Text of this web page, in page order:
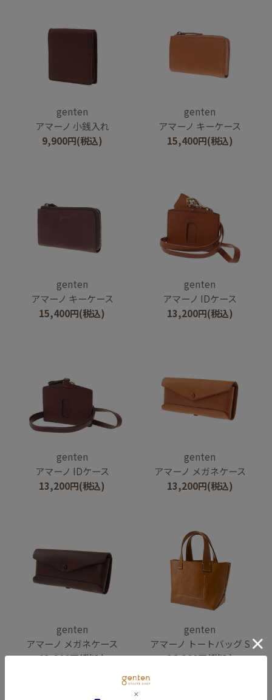
genten
アマーノ 小銭入れ
9,900円(税込)
genten
アマーノ キーケース
15,400円(税込)
genten
アマーノ キーケース
15,400円(税込)
genten
アマーノ IDケース
13,200円(税込)
genten
アマーノ IDケース
13,200円(税込)
genten
アマーノ メガネケース
13,200円(税込)
genten
アマーノ メガネケース
13,200円(税込)
genten
アマーノ トートバッグ S
36,300円(税込)